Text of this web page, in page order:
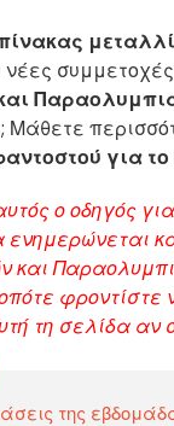
νέες
; Μάθετε
για
ο οδηγός
και
φροντίστε
τη σελίδα
της